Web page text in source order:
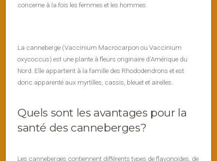
concerne à la fois les femmes et les hommes.
La canneberge (Vaccinium Macrocarpon ou Vaccinium
oxycoccus) est une plante à fleurs originaire d’Amérique du
Nord. Elle appartient à la famille des Rhododendrons et est
donc apparenté aux myrtilles, cassis, bleuet et airelles.
Quels sont les avantages pour la
santé des canneberges?
Les canneberges contiennent différents types de flavonoïdes, de